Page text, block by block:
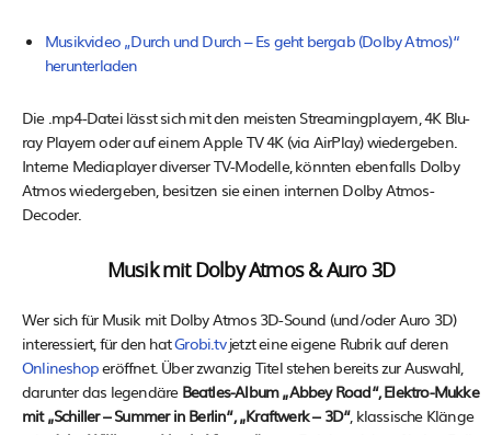
Musikvideo „Durch und Durch – Es geht bergab (Dolby Atmos)“
herunterladen
Die .mp4-Datei lässt sich mit den meisten Streamingplayern, 4K Blu-
ray Playern oder auf einem Apple TV 4K (via AirPlay) wiedergeben.
Interne Mediaplayer diverser TV-Modelle, könnten ebenfalls Dolby
Atmos wiedergeben, besitzen sie einen internen Dolby Atmos-
Decoder.
Musik mit Dolby Atmos & Auro 3D
Wer sich für Musik mit Dolby Atmos 3D-Sound (und/oder Auro 3D)
interessiert, für den hatGrobi.tvjetzt eine eigene Rubrik auf deren
Onlineshoperöffnet. Über zwanzig Titel stehen bereits zur Auswahl,
darunter das legendäre Beatles-Album „Abbey Road“, Elektro-Mukke
mit „Schiller – Summer in Berlin“, „Kraftwerk – 3D“, klassische Klänge